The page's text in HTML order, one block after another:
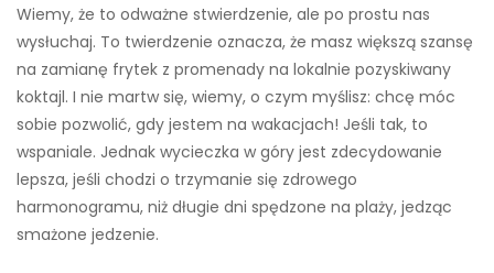
Wiemy, że to odważne stwierdzenie, ale po prostu nas
wysłuchaj. To twierdzenie oznacza, że ​​masz większą szansę
na zamianę frytek z promenady na lokalnie pozyskiwany
koktajl. I nie martw się, wiemy, o czym myślisz: chcę móc
sobie pozwolić, gdy jestem na wakacjach! Jeśli tak, to
wspaniale. Jednak wycieczka w góry jest zdecydowanie
lepsza, jeśli chodzi o trzymanie się zdrowego
harmonogramu, niż długie dni spędzone na plaży, jedząc
smażone jedzenie.